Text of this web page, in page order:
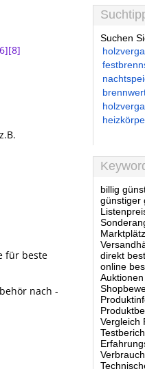
[8]
für beste
nach -
Suchen
billig
günstiger
direkt
online
Vergleich